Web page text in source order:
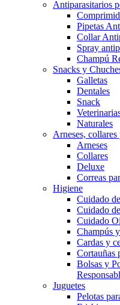
Antiparasitarios
Pipetas
Collar
Spray
Champú
Snacks y
Galletas
Dentales
Snack
Naturales
Arneses, collares
Arneses
Collares
Deluxe
Correas
Higiene
Cuidado
Cuidado
Cuidado
Champús
Cardas y
Cortauñas
Bolsas y
Juguetes
Pelotas